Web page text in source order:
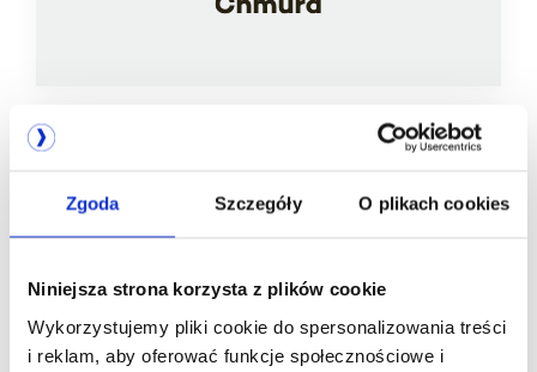
Zgoda Szczegóły O plikach cookies
Niniejsza strona korzysta z plików cookie
Wykorzystujemy pliki cookie do spersonalizowania treści
i reklam, aby oferować funkcje społecznościowe i
Jesteśmy